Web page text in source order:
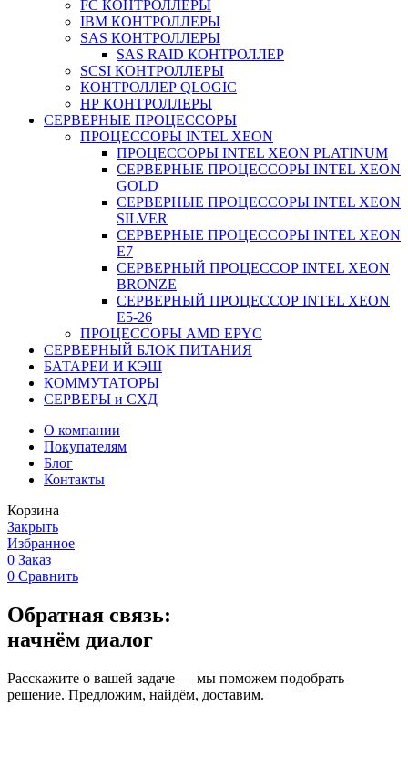
FC КОНТРОЛЛЕРЫ
IBM КОНТРОЛЛЕРЫ
SAS КОНТРОЛЛЕРЫ
SAS RAID КОНТРОЛЛЕР
SCSI КОНТРОЛЛЕРЫ
КОНТРОЛЛЕР QLOGIC
НР КОНТРОЛЛЕРЫ
СЕРВЕРНЫЕ ПРОЦЕССОРЫ
ПРОЦЕССОРЫ INTEL XEON
ПРОЦЕССОРЫ INTEL XEON PLATINUM
СЕРВЕРНЫЕ ПРОЦЕССОРЫ INTEL XEON
GOLD
СЕРВЕРНЫЕ ПРОЦЕССОРЫ INTEL XEON
SILVER
СЕРВЕРНЫЕ ПРОЦЕССОРЫ INTEL XEON
Е7
СЕРВЕРНЫЙ ПРОЦЕССОР INTEL XEON
BRONZE
СЕРВЕРНЫЙ ПРОЦЕССОР INTEL XEON
Е5-26
ПРОЦЕССОРЫ AMD EPYC
СЕРВЕРНЫЙ БЛОК ПИТАНИЯ
БАТАРЕИ И КЭШ
КОММУТАТОРЫ
СЕРВЕРЫ и СХД
О компании
Покупателям
Блог
Контакты
Корзина
Закрыть
Избранное
0 Заказ
0 Сравнить
Обратная связь:
начнём диалог
Расскажите о вашей задаче — мы поможем подобрать
решение. Предложим, найдём, доставим.